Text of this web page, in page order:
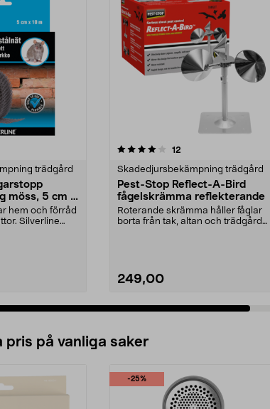
trädgård
möss, 5 cm x
hem och förråd
Silverline
stjärnor 12
Skadedjursbekämpning trädgård
Pest-Stop Reflect-A-Bird
fågelskrämma reflekterande
Roterande skrämma håller fåglar
borta från tak, altan och trädgård.
249,00
4.0 av 5 stjärnor
pris på vanliga saker
-25%